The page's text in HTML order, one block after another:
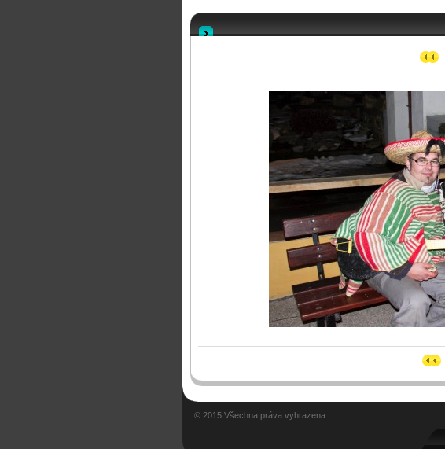
© 2015 Všechna práva vyhrazena.